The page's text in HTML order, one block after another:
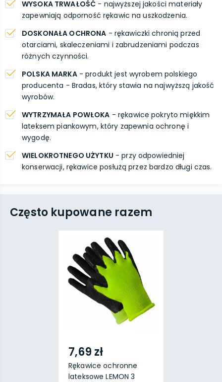
WYSOKA TRWAŁOŚĆ - najwyższej jakości materiały
zapewniają odporność rękawic na uszkodzenia.
DOSKONAŁA OCHRONA - rękawiczki chronią przed
otarciami, skaleczeniami i zabrudzeniami podczas
różnych czynności.
POLSKA MARKA- produkt jest wyrobem polskiego
producenta - Bradas, który stawia na najwyższą jakość
wyrobów.
WYTRZYMAŁA POWŁOKA - rękawice pokryto miękkim
lateksem piankowym, który zapewnia ochronę i
wygodę.
WIELOKROTNEGO UŻYTKU - przy odpowiedniej
konserwacji, rękawice posłużą przez bardzo długi czas.
Często kupowane razem
7,69 zł
Rękawice ochronne
lateksowe LEMON 3